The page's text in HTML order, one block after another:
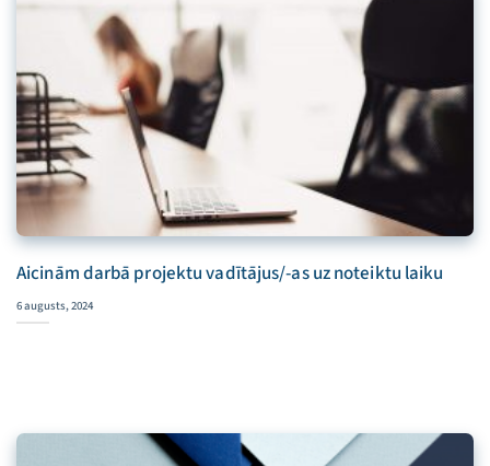
Aicinām darbā projektu vadītājus/-as uz noteiktu laiku
6 augusts, 2024